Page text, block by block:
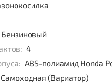
Бензиновый
4
ABS-полиамид Honda
Самоходная (Вариатор)